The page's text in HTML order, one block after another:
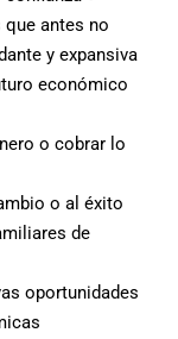
antes no
y expansiva
económico
o cobrar lo
o al éxito
de
oportunidades